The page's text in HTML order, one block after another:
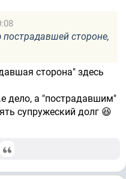
стороне,
сторона" здесь
дело, а "пострадавшим"
супружеский долг 😆